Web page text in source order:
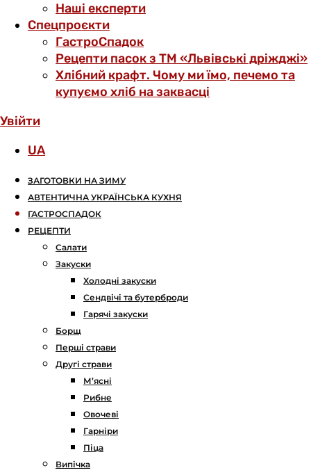
Наші експерти
Спецпроєкти
ГастроСпадок
Рецепти пасок з ТМ «Львівські дріжджі»
Хлібний крафт. Чому ми їмо, печемо та
купуємо хліб на заквасці
Увійти
UA
ЗАГОТОВКИ НА ЗИМУ
АВТЕНТИЧНА УКРАЇНСЬКА КУХНЯ
ГАСТРОСПАДОК
РЕЦЕПТИ
Салати
Закуски
Холодні закуски
Сендвічі та бутерброди
Гарячі закуски
Борщ
Перші страви
Другі страви
М’ясні
Рибне
Овочеві
Гарніри
Піца
Випічка